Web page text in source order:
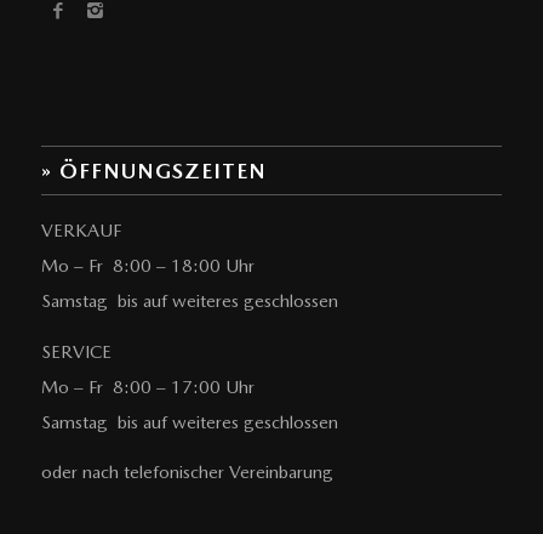
» ÖFFNUNGSZEITEN
VERKAUF
Mo – Fr 8:00 – 18:00 Uhr
Samstag bis auf weiteres geschlossen
SERVICE
Mo – Fr 8:00 – 17:00 Uhr
Samstag bis auf weiteres geschlossen
oder nach telefonischer Vereinbarung